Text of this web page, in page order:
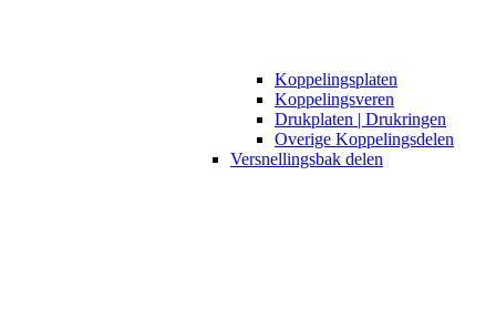
Koppelingsplaten
Koppelingsveren
Drukplaten | Drukringen
Overige Koppelingsdelen
Versnellingsbak delen